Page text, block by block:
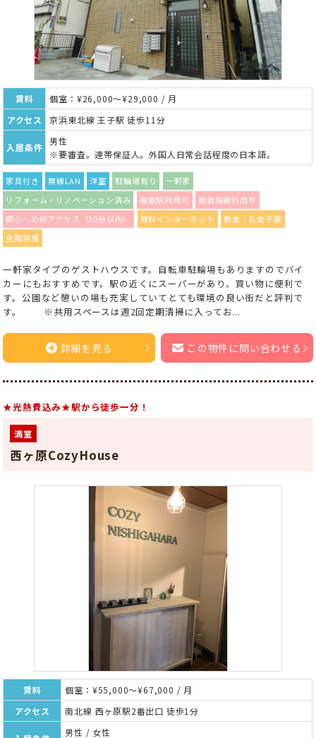
賃料
個室：¥26,000～¥29,000 / 月
アクセス
京浜東北線 王子駅 徒歩11分
入居条件
男性
※要審査。連帯保証人。外国人日常会話程度の日本語。
家具付き 無線LAN 洋室 駐輪場有り
一軒家
リフォーム・リノベーション済み
複数駅利用可
複数路線利用可
都心への好アクセス（30分以内）
無料インターネット
敷金・礼金不要
全館禁煙
一軒家タイプのゲストハウスです。自転車駐輪場もありますのでバイ
カーにもおすすめです。駅の近くにスーパーがあり、買い物に便利で
す。公園など憩いの場も充実していてとても環境の良い街だと評判で
す。 ※共用スペースは週2回定期清掃に入ってお...
詳細を見る この物件に問い合わせる
★光熱費込み★駅から徒歩一分！
満室
西ヶ原CozyHouse
賃料
個室：¥55,000～¥67,000 / 月
アクセス
南北線 西ヶ原駅2番出口 徒歩1分
男性 / 女性